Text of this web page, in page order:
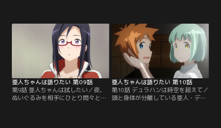
はないようで、どこか挙動が怪し
い。一方、ひかりも校内で別の不審
者を目撃したらしく、どうやら「ク
マのような大男」だったとい
う……。【提供：バンダイチャンネ
一念発起、雪に一緒に勉強しようと
持ちかける。そんななか、雪は校内
で大切なものを落としてしまう。偶
然にもそれを拾ったのは早紀絵であ
ったが、雪にはそれが大切だと打ち
明けられぬある事情が…。【提供：
バンダイチャンネル】
亜人ちゃんは語りたい 第09話
第9話 亜人ちゃんは試したい／夜、
ぬいぐるみを相手にひとり悶々とし
亜人ちゃんは語りたい 第10話
第10話 デュラハンは時空を超えて／
頭と身体が分離している亜人・デュ